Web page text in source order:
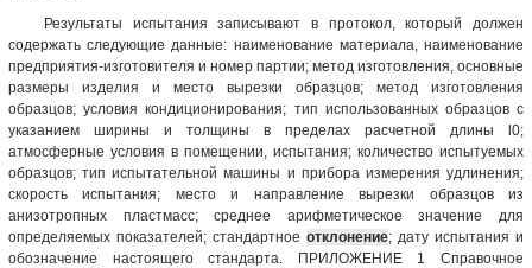
Результаты испытания записывают в протокол, который должен
содержать следующие данные: наименование материала, наименование
предприятия-изготовителя и номер партии; метод изготовления, основные
размеры изделия и место вырезки образцов; метод изготовления
образцов; условия кондиционирования; тип использованных образцов с
указанием ширины и толщины в пределах расчетной длины l0;
атмосферные условия в помещении, испытания; количество испытуемых
образцов; тип испытательной машины и прибора измерения удлинения;
скорость испытания; место и направление вырезки образцов из
анизотропных пластмасс; среднее арифметическое значение для
определяемых показателей; стандартное отклонение; дату испытания и
обозначение настоящего стандарта. ПРИЛОЖЕНИЕ 1 Справочное